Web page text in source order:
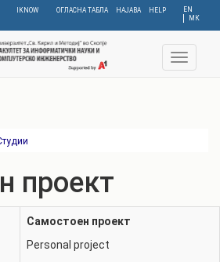
EN
МК
IKNOW ОГЛАСНА ТАБЛА НАЈАВА HELP
Toggle
проект
Самостоен проект
Personal project